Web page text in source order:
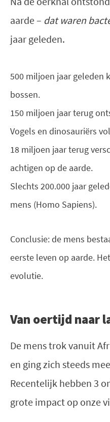
aarde – dat waren
jaar geleden.
500 miljoen jaar geleden
bossen.
150 miljoen jaar terug
Vogels en dinosauriërs
18 miljoen jaar terug
achtigen op de aarde.
Slechts 200.000 jaar
mens (Homo Sapiens).
Conclusie: de mens
eerste leven op aarde.
evolutie.
Van oertijd naar
De mens trok vanuit
en ging zich steeds
Recentelijk hebben 3
grote impact op onze